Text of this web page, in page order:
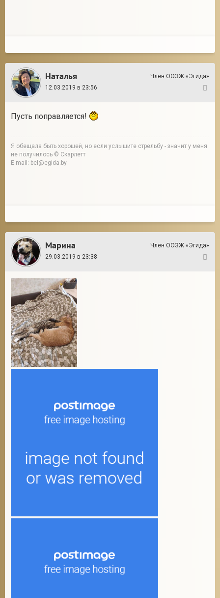
Наталья
Член ООЗЖ «Эгида»
12.03.2019 в 23:56
Пусть поправляется!
Я обещала быть хорошей, но если услышите стрельбу - значит у меня
не получилось © Скарлетт
E-mail: bel@egida.by
Марина
Член ООЗЖ «Эгида»
29.03.2019 в 23:38